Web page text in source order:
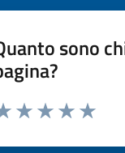
sono
da 1 a 5 stelle la